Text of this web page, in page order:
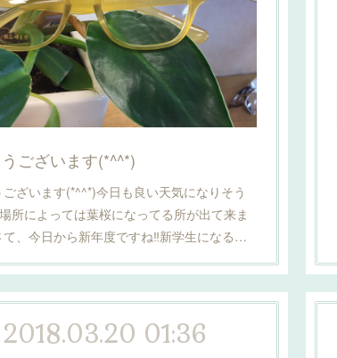
ございます(*^^*)
ございます(*^^*)今日も良い天気になりそう
所によっては葉桜になってる所が出て来ま
て、今日から新年度ですね‼️新学生になる…
2018.03.20 01:36